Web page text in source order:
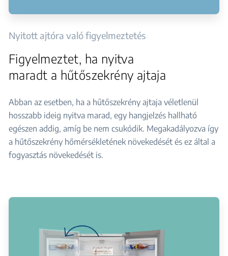
Nyitott ajtóra való figyelmeztetés
Figyelmeztet, ha nyitva
maradt a hűtőszekrény ajtaja
Abban az esetben, ha a hűtőszekrény ajtaja véletlenül
hosszabb ideig nyitva marad, egy hangjelzés hallható
egészen addig, amíg be nem csukódik. Megakadályozva így
a hűtőszekrény hőmérsékletének növekedését és ez által a
fogyasztás növekedését is.